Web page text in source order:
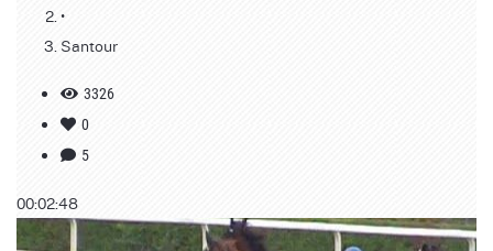
•
Santour
3326
0
5
00:02:48